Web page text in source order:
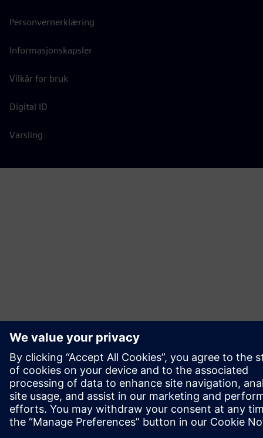
Personvernerklæring
Informasjonskapsler
Vilkår for bruk
Digital ID
Varsling